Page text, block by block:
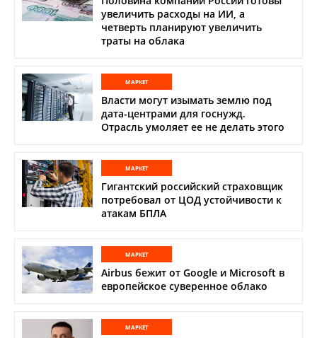
увеличить расходы на ИИ, а
четверть планируют увеличить
траты на облака
МАРКЕТ
Власти могут изымать землю под
дата-центрами для госнужд.
Отрасль умоляет ее не делать этого
МАРКЕТ
Гигантский российский страховщик
потребовал от ЦОД устойчивости к
атакам БПЛА
МАРКЕТ
Airbus бежит от Google и Microsoft в
европейское суверенное облако
МАРКЕТ